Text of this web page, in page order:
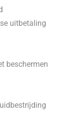
uitbetaling
beschermen